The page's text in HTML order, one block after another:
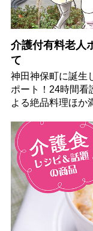
介護付有料老人
て
神田神保町に誕生
ポート！24時間看
よる絶品料理ほか